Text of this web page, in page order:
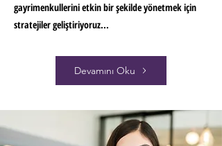
gayrimenkullerini etkin bir şekilde yönetmek için
stratejiler geliştiriyoruz...
Devamını Oku